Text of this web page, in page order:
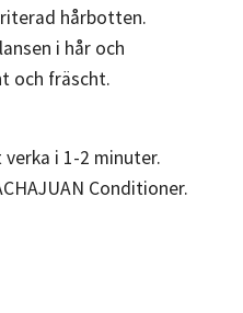
hårbotten.
i hår och
och fräscht.
i 1-2 minuter.
Conditioner.